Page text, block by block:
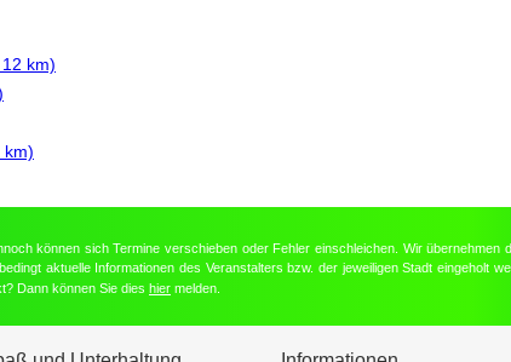
km)
km)
können sich Termine verschieben oder Fehler einschleichen. Wir übernehmen
aktuelle Informationen des Veranstalters bzw. der jeweiligen Stadt eingeholt
Dann können Sie dies hier melden.